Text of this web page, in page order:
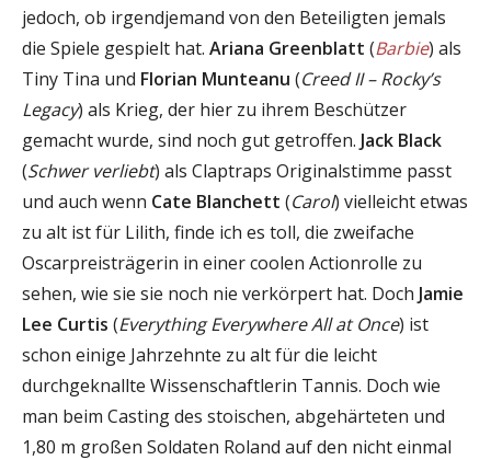
jedoch, ob irgendjemand von den Beteiligten jemals
die Spiele gespielt hat. Ariana Greenblatt (Barbie) als
Tiny Tina und Florian Munteanu (Creed II – Rocky’s
Legacy) als Krieg, der hier zu ihrem Beschützer
gemacht wurde, sind noch gut getroffen. Jack Black
(Schwer verliebt) als Claptraps Originalstimme passt
und auch wenn Cate Blanchett (Carol) vielleicht etwas
zu alt ist für Lilith, finde ich es toll, die zweifache
Oscarpreisträgerin in einer coolen Actionrolle zu
sehen, wie sie sie noch nie verkörpert hat. Doch Jamie
Lee Curtis (Everything Everywhere All at Once) ist
schon einige Jahrzehnte zu alt für die leicht
durchgeknallte Wissenschaftlerin Tannis. Doch wie
man beim Casting des stoischen, abgehärteten und
1,80 m großen Soldaten Roland auf den nicht einmal